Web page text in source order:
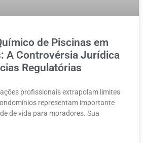
de Piscinas em
A Controvérsia Jurídica
Regulatórias
profissionais extrapolam limites
representam importante
de vida para moradores. Sua